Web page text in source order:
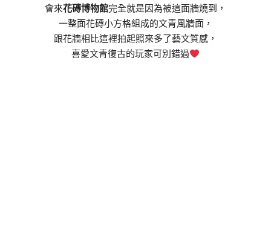
會來花磚博物館完全就是因為被這面牆燒到，
一整面花磚小方格組成的文青風牆面，
跟花牆相比這裡拍起照來多了藝文質感，
喜愛文青復古的玩家可別錯過